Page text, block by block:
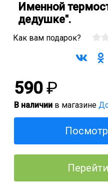
Именной
дедушке".
Как вам подарок?
590 ₽
В наличии в магазине